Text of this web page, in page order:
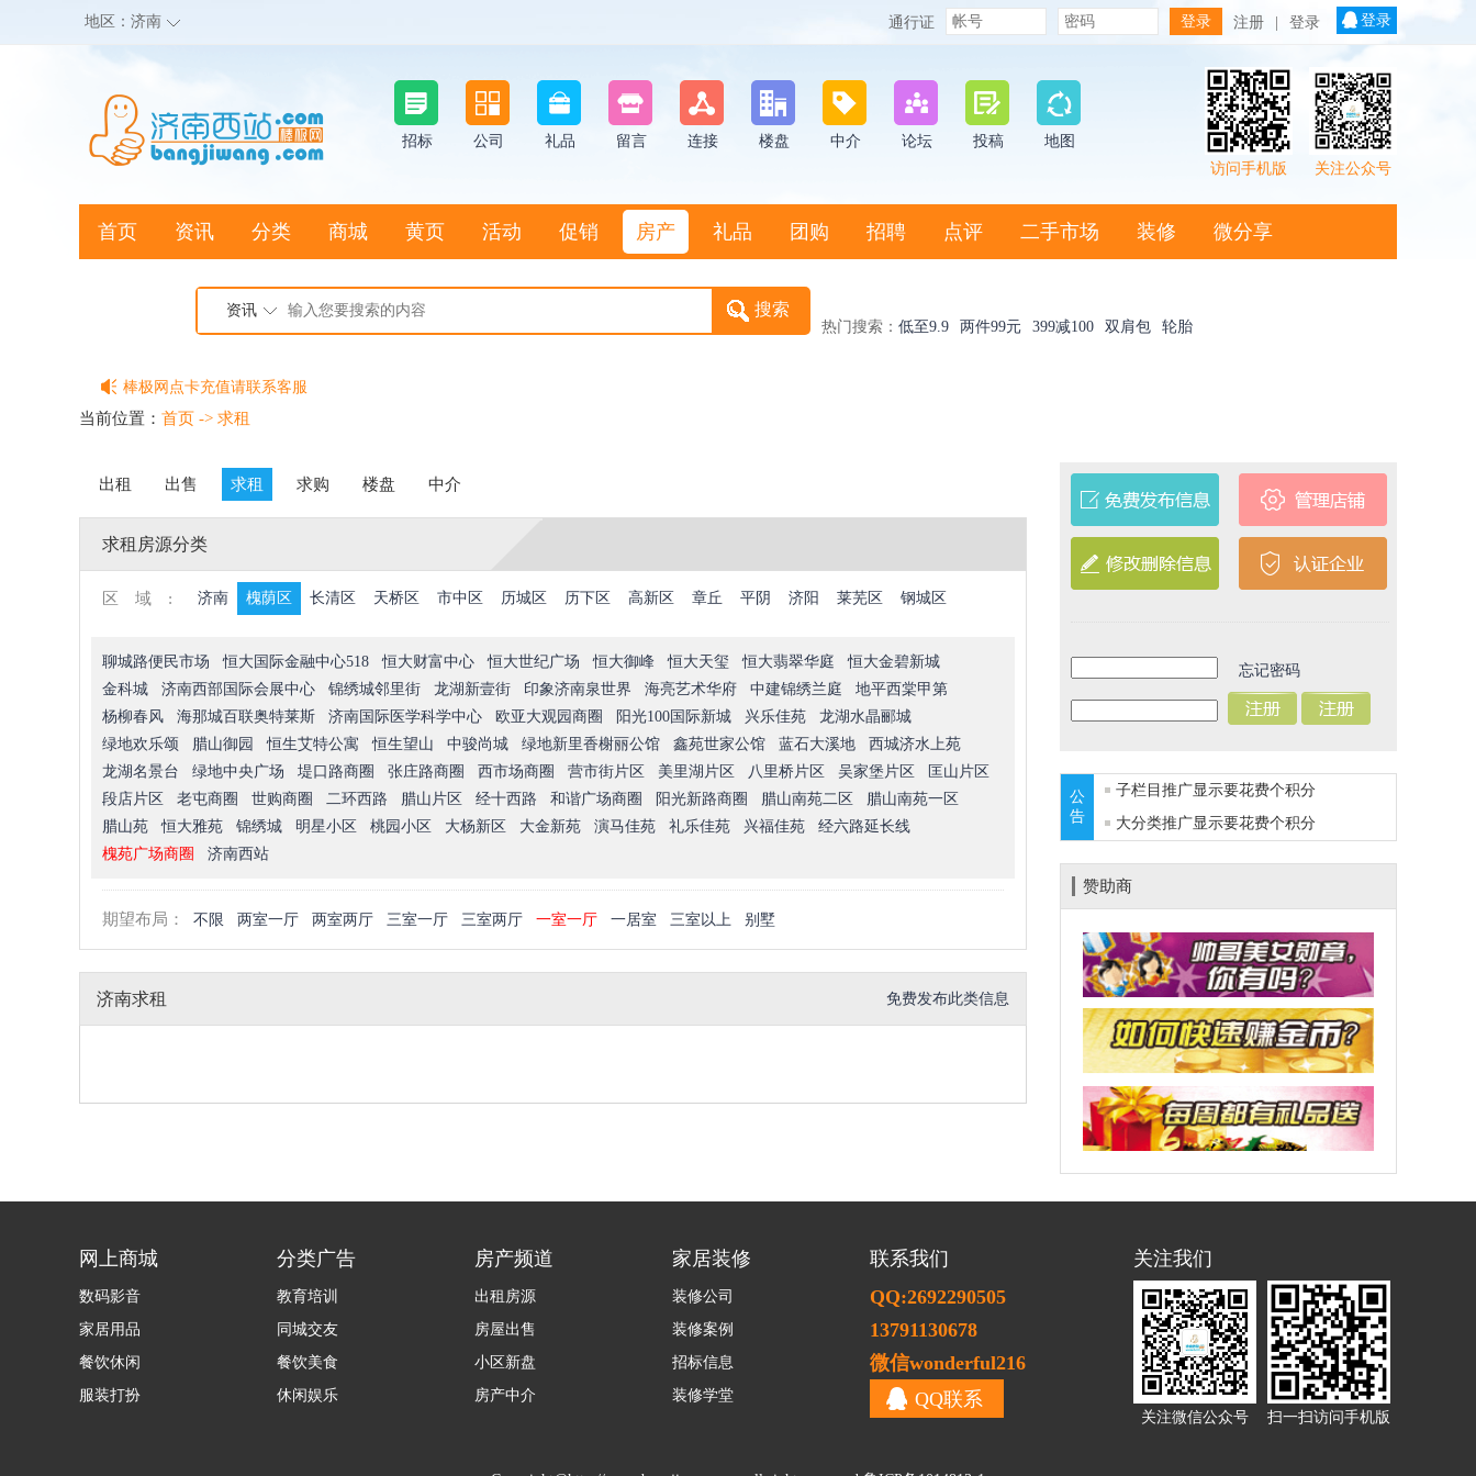
地区： 济南 通行证 注册 登录 登录
招标 公司 礼品 留言 连接 楼盘 中介 论坛 投稿
地图
关注公众号
访问手机版
首页 资讯 分类 商城 黄页 活动 促销 房产 礼品 团购 招聘 点评 二手市场 装修 微分享
资讯
热门搜索： 低至9.9 两件99元 399减100 双肩包 轮胎
棒极网点卡充值请联系客服
客服QQ:2692290505
当前位置： 首页 -> 求租
出租 出售 求租 求购 楼盘 中介
求租房源分类
区域: 济南 槐荫区 长清区 天桥区 市中区 历城区 历下区 高新区 章丘 平阴 济阳 莱芜区 钢城区
聊城路便民市场 恒大国际金融中心518 恒大财富中心 恒大世纪广场 恒大御峰 恒大天玺 恒大翡翠华庭
恒大金碧新城
金科城
济南西部国际会展中心 锦绣城邻里街 龙湖新壹街 印象济南泉世界 海亮艺术华府 中建锦绣兰庭
地平西棠甲第
杨柳春风
海那城百联奥特莱斯 济南国际医学科学中心 欧亚大观园商圈 阳光100国际新城 兴乐佳苑
龙湖水晶郦城
绿地欢乐颂
腊山御园 恒生艾特公寓 恒生望山 中骏尚城 绿地新里香榭丽公馆 鑫苑世家公馆 蓝石大溪地
西城济水上苑
龙湖名景台
绿地中央广场 堤口路商圈 张庄路商圈 西市场商圈 营市街片区 美里湖片区 八里桥片区 吴家堡片区
匡山片区
段店片区
老屯商圈 世购商圈 二环西路 腊山片区 经十西路 和谐广场商圈 阳光新路商圈 腊山南苑二区
腊山南苑一区
腊山苑
恒大雅苑 锦绣城 明星小区 桃园小区 大杨新区 大金新苑 演马佳苑 礼乐佳苑 兴福佳苑
经六路延长线
槐苑广场商圈
济南西站
期望布局： 不限 两室一厅 两室两厅 三室一厅 三室两厅 一室一厅 一居室 三室以上 别墅
济南求租 免费发布此类信息
忘记密码
公
告
子栏目推广显示要花费个积分
大分类推广显示要花费个积分
赞助商
网上商城
数码影音
家居用品
餐饮休闲
服装打扮
分类广告
教育培训
同城交友
餐饮美食
休闲娱乐
房产频道
出租房源
房屋出售
小区新盘
房产中介
家居装修
装修公司
装修案例
招标信息
装修学堂
联系我们
QQ:2692290505
13791130678
微信wonderful216
QQ联系
关注我们
关注微信公众号 扫一扫访问手机版